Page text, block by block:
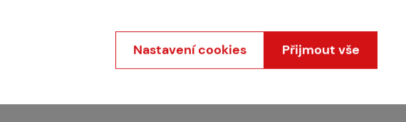
Nastavení cookies Přijmout vše